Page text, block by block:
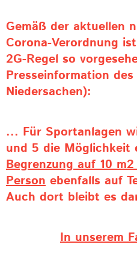
Gemäß der aktuellen
Corona-Verordnung
2G-Regel so
Presseinformation des
Niedersachen):
... Für Sportanlagen
und 5 die Möglichkeit
Begrenzung auf 10
Person ebenfalls auf
Auch dort bleibt es
In unserem